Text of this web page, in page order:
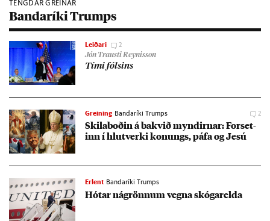
TENGDAR GREINAR
Bandaríki Trumps
Leiðari 2
Jón Trausti Reynisson
Tími fóls­ins
Greining Bandaríki Trumps 2
Skila­boð­in á bakvið mynd­irn­ar: For­set­
inn í hlut­verki kon­ungs, páfa og Jesú
Erlent Bandaríki Trumps
Hót­ar ná­grönn­um vegna skógar­elda